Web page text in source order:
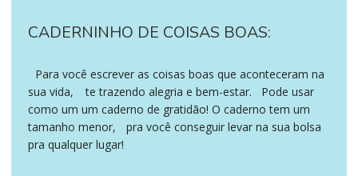
CADERNINHO DE COISAS BOAS:
Para você escrever as coisas boas que aconteceram na
sua vida,
te trazendo alegria e bem-estar.
Pode usar
como um um caderno de gratidão! O caderno tem um
tamanho menor,
pra você conseguir levar na sua bolsa
pra qualquer lugar!